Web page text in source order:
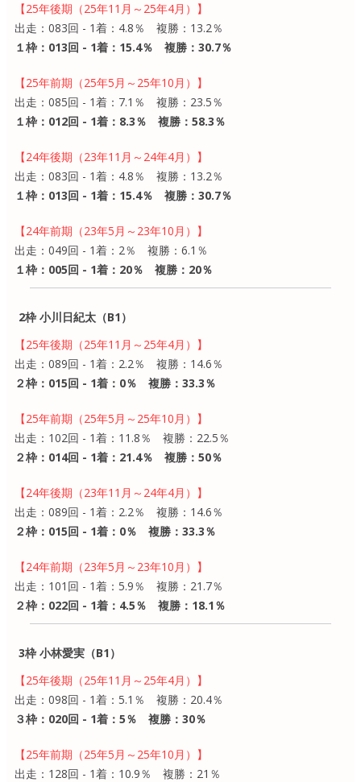
【25年後期（25年11月～25年4月）】
出走：083回 - 1着：4.8％ 複勝：13.2％
１枠：013回 - 1着：15.4％ 複勝：30.7％
【25年前期（25年5月～25年10月）】
出走：085回 - 1着：7.1％ 複勝：23.5％
１枠：012回 - 1着：8.3％ 複勝：58.3％
【24年後期（23年11月～24年4月）】
出走：083回 - 1着：4.8％ 複勝：13.2％
１枠：013回 - 1着：15.4％ 複勝：30.7％
【24年前期（23年5月～23年10月）】
出走：049回 - 1着：2％ 複勝：6.1％
１枠：005回 - 1着：20％ 複勝：20％
2枠 小川日紀太（B1）
【25年後期（25年11月～25年4月）】
出走：089回 - 1着：2.2％ 複勝：14.6％
２枠：015回 - 1着：0％ 複勝：33.3％
【25年前期（25年5月～25年10月）】
出走：102回 - 1着：11.8％ 複勝：22.5％
２枠：014回 - 1着：21.4％ 複勝：50％
【24年後期（23年11月～24年4月）】
出走：089回 - 1着：2.2％ 複勝：14.6％
２枠：015回 - 1着：0％ 複勝：33.3％
【24年前期（23年5月～23年10月）】
出走：101回 - 1着：5.9％ 複勝：21.7％
２枠：022回 - 1着：4.5％ 複勝：18.1％
3枠 小林愛実（B1）
【25年後期（25年11月～25年4月）】
出走：098回 - 1着：5.1％ 複勝：20.4％
３枠：020回 - 1着：5％ 複勝：30％
【25年前期（25年5月～25年10月）】
出走：128回 - 1着：10.9％ 複勝：21％